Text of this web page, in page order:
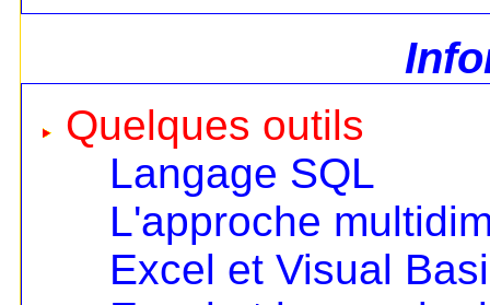
Quelques outils
Langage SQL
L'approche
Excel et Visual